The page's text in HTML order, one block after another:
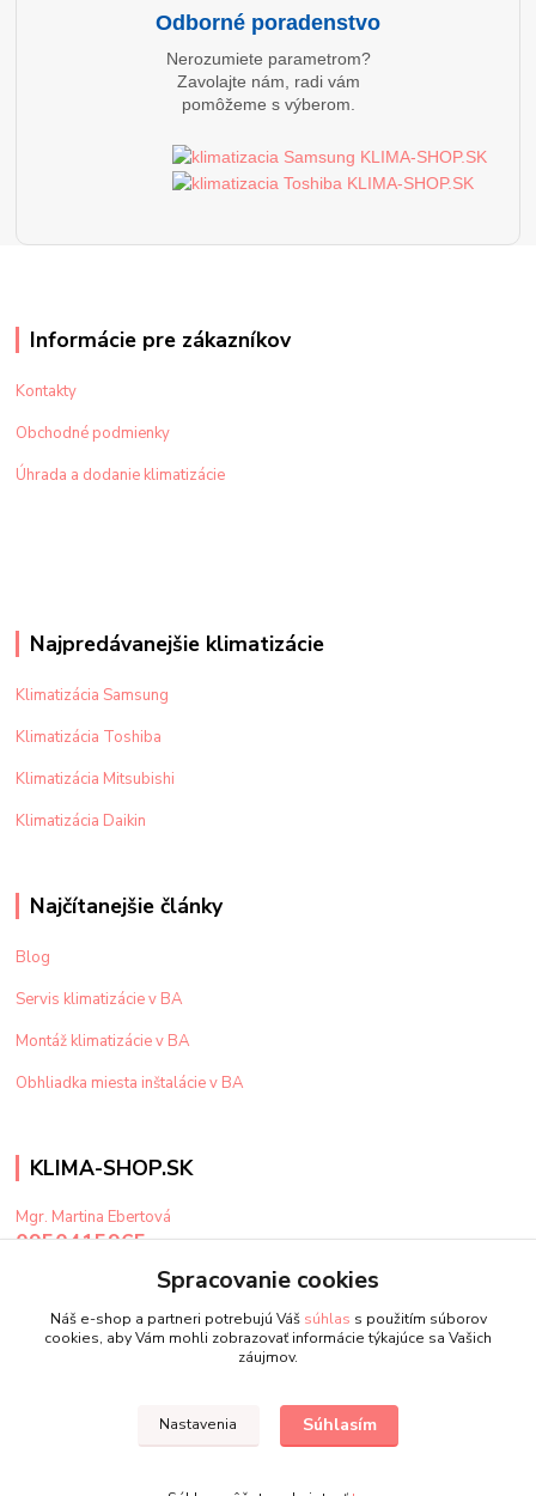
Odborné poradenstvo
Nerozumiete parametrom?
Zavolajte nám, radi vám
pomôžeme s výberom.
Informácie pre zákazníkov
Kontakty
Obchodné podmienky
Úhrada a dodanie klimatizácie
Najpredávanejšie klimatizácie
Klimatizácia Samsung
Klimatizácia Toshiba
Klimatizácia Mitsubishi
Klimatizácia Daikin
Najčítanejšie články
Blog
Servis klimatizácie v BA
Montáž klimatizácie v BA
Obhliadka miesta inštalácie v BA
KLIMA-SHOP.SK
Mgr. Martina Ebertová
0950415965
klima@klima-shop.sk
Upravit sběr cookies.
Spracovanie cookies
Náš e-shop a partneri potrebujú Váš súhlas s použitím súborov
cookies, aby Vám mohli zobrazovať informácie týkajúce sa Vašich
záujmov.
Nastavenia Súhlasím